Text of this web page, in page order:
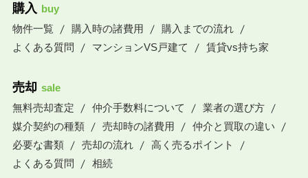
購入 buy
物件一覧
購入時の諸費用
購入までの流れ
よくある質問
マンションVS戸建て 賃貸vs持ち家
売却 sale
無料売却査定
仲介手数料について
業者の選び方
媒介契約の種類
売却時の諸費用
仲介と買取の違い
必要な書類
売却の流れ
高く売るポイント
よくある質問
相続